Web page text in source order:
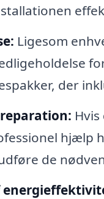
Ligesom
der
hjælp
de